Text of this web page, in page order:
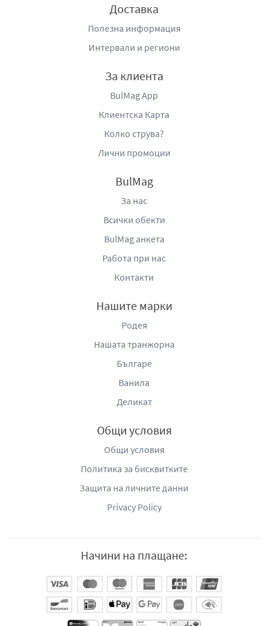
Доставка
Полезна информация
Интервали и региони
За клиента
BulMag App
Клиентска Карта
Колко струва?
Лични промоции
BulMag
За нас
Всички обекти
BulMag анкета
Работа при нас
Контакти
Нашите марки
Родея
Нашата транжорна
Българе
Ванила
Деликат
Общи условия
Общи условия
Политика за бисквитките
Защита на личните данни
Privacy Policy
Начини на плащане: